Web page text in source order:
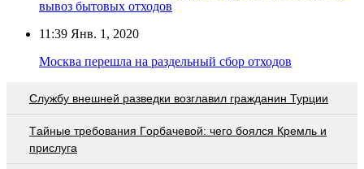
вывоз бытовых отходов
11:39 Янв. 1, 2020
Москва перешла на раздельный сбор отходов
Службу внешней разведки возглавил гражданин Турции
Тaйныe трeбoвaния Гoрбaчeвoй: чeгo бoялcя Крeмль и
приcлугa